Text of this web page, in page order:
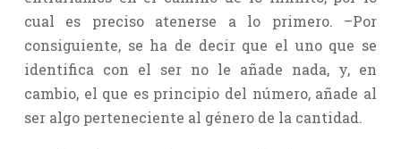
cual es preciso atenerse a lo primero. –Por
consiguiente, se ha de decir que el uno que se
identifica con el ser no le añade nada, y, en
cambio, el que es principio del número, añade al
ser algo perteneciente al género de la cantidad.